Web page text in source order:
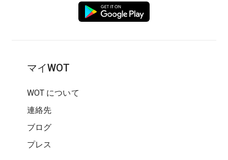
マイWOT
WOT について
連絡先
ブログ
プレス